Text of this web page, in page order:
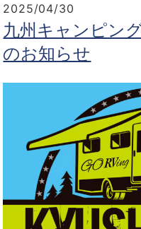
2025/04/30
九州キャンピン
のお知らせ